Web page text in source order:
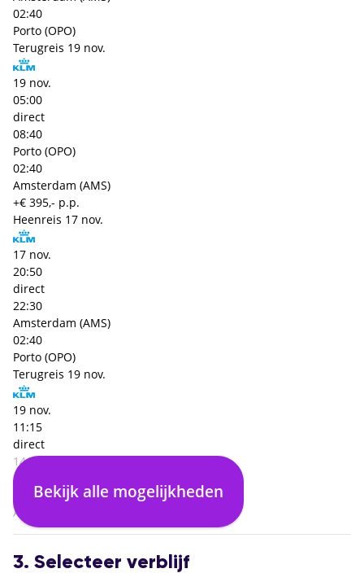
02:40
Porto (OPO)
Terugreis 19 nov.
19 nov.
05:00
direct
08:40
Porto (OPO)
02:40
Amsterdam (AMS)
+€ 395,- p.p.
Heenreis 17 nov.
17 nov.
20:50
direct
22:30
Amsterdam (AMS)
02:40
Porto (OPO)
Terugreis 19 nov.
19 nov.
11:15
direct
14:55
Porto (OPO)
02:40
Amsterdam (AMS)
Bekijk alle mogelijkheden
3. Selecteer verblijf